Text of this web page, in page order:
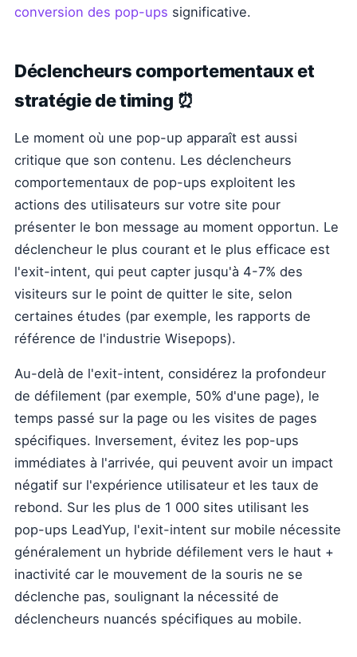
conversion des pop-ups significative.
Déclencheurs comportementaux et
stratégie de timing ⏰
Le moment où une pop-up apparaît est aussi
critique que son contenu. Les déclencheurs
comportementaux de pop-ups exploitent les
actions des utilisateurs sur votre site pour
présenter le bon message au moment opportun. Le
déclencheur le plus courant et le plus efficace est
l'exit-intent, qui peut capter jusqu'à 4-7% des
visiteurs sur le point de quitter le site, selon
certaines études (par exemple, les rapports de
référence de l'industrie Wisepops).
Au-delà de l'exit-intent, considérez la profondeur
de défilement (par exemple, 50% d'une page), le
temps passé sur la page ou les visites de pages
spécifiques. Inversement, évitez les pop-ups
immédiates à l'arrivée, qui peuvent avoir un impact
négatif sur l'expérience utilisateur et les taux de
rebond. Sur les plus de 1 000 sites utilisant les
pop-ups LeadYup, l'exit-intent sur mobile nécessite
généralement un hybride défilement vers le haut +
inactivité car le mouvement de la souris ne se
déclenche pas, soulignant la nécessité de
déclencheurs nuancés spécifiques au mobile.